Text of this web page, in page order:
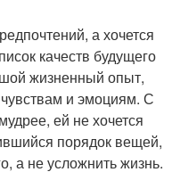
а хочется
качеств будущего
жизненный опыт,
и эмоциям. С
ей не хочется
порядок вещей,
а не усложнить жизнь.